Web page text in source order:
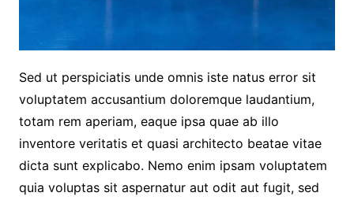
Sed ut perspiciatis unde omnis iste natus error sit
voluptatem accusantium doloremque laudantium,
totam rem aperiam, eaque ipsa quae ab illo
inventore veritatis et quasi architecto beatae vitae
dicta sunt explicabo. Nemo enim ipsam voluptatem
quia voluptas sit aspernatur aut odit aut fugit, sed